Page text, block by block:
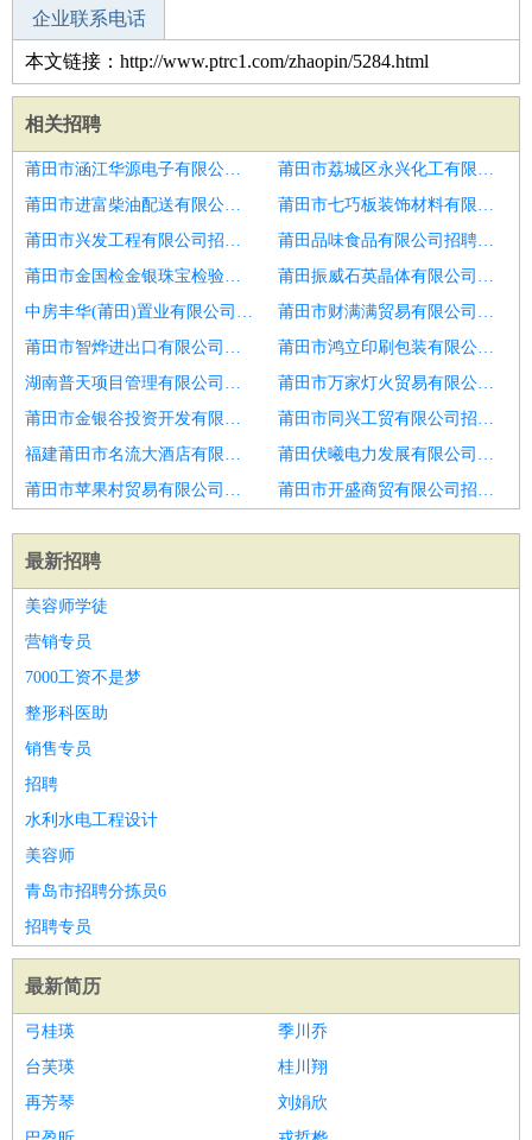
企业联系电话
本文链接：http://www.ptrc1.com/zhaopin/5284.html
相关招聘
莆田市涵江华源电子有限公司招聘赣州
莆田市荔城区永兴化工有限公司招聘售后技术支持工程师
莆田市进富柴油配送有限公司招聘技术支持工程师
莆田市七巧板装饰材料有限公司招聘技术支持
莆田市兴发工程有限公司招聘技术支持工程师
莆田品味食品有限公司招聘机械设计师
莆田市金国检金银珠宝检验检测中心有限公司招聘BIM工程师
莆田振威石英晶体有限公司招聘机电设计主管
中房丰华(莆田)置业有限公司招聘技术支持顾问
莆田市财满满贸易有限公司招聘售后技术支持
莆田市智烨进出口有限公司招聘解决方案工程师
莆田市鸿立印刷包装有限公司招聘LED工程技术员
湖南普天项目管理有限公司招聘技术支持
莆田市万家灯火贸易有限公司招聘技术支持工程师
莆田市金银谷投资开发有限公司招聘园林设计经理主管
莆田市同兴工贸有限公司招聘IT技术支持维护售后工程师
福建莆田市名流大酒店有限公司招聘济宁市招聘技术支持
莆田伏曦电力发展有限公司招聘电源工程师
莆田市苹果村贸易有限公司招聘TV
莆田市开盛商贸有限公司招聘电子电源工程师
最新招聘
美容师学徒
营销专员
7000工资不是梦
整形科医助
销售专员
招聘
水利水电工程设计
美容师
青岛市招聘分拣员6
招聘专员
最新简历
弓桂瑛
季川乔
台芙瑛
桂川翔
再芳琴
刘娟欣